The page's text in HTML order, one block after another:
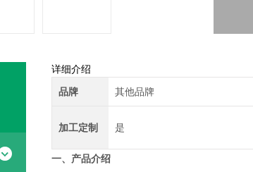
详细介绍
品牌
其他品牌
加工定制 是
一、产品介绍